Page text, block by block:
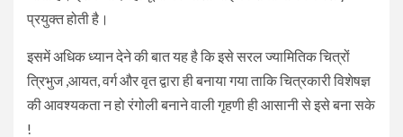
प्रयुक्त होती है।
इसमें अधिक ध्यान देने की बात यह है कि इसे सरल ज्यामितिक चित्रों
त्रिभुज ,आयत, वर्ग और वृत द्वारा ही बनाया गया ताकि चित्रकारी विशेषज्ञ
की आवश्यकता न हो रंगोली बनाने वाली गृहणी ही आसानी से इसे बना सके
!